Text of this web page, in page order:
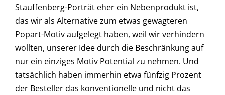
Stauffenberg-Porträt eher ein Nebenprodukt ist,
das wir als Alternative zum etwas gewagteren
Popart-Motiv aufgelegt haben, weil wir verhindern
wollten, unserer Idee durch die Beschränkung auf
nur ein einziges Motiv Potential zu nehmen. Und
tatsächlich haben immerhin etwa fünfzig Prozent
der Besteller das konventionelle und nicht das